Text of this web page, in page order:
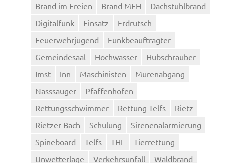
Brand im Freien
Brand MFH
Dachstuhlbrand
Digitalfunk
Einsatz
Erdrutsch
Feuerwehrjugend
Funkbeauftragter
Gemeindesaal
Hochwasser
Hubschrauber
Imst
Inn Maschinisten
Murenabgang
Nasssauger
Pfaffenhofen
Rettungsschwimmer
Rettung Telfs
Rietz
Rietzer Bach
Schulung
Sirenenalarmierung
Spineboard
Telfs THL
Tierrettung
Unwetterlage
Verkehrsunfall
Waldbrand